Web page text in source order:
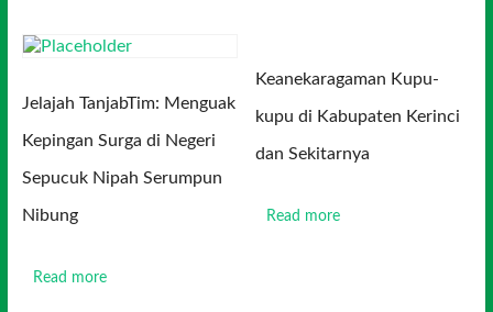
Jelajah TanjabTim: Menguak
Kepingan Surga di Negeri
Sepucuk Nipah Serumpun
Nibung
Read more
Keanekaragaman Kupu-
kupu di Kabupaten Kerinci
dan Sekitarnya
Read more